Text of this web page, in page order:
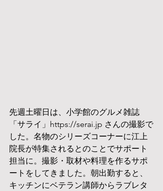
先週土曜日は、小学館のグルメ雑誌
「サライ」https://serai.jp さんの撮影で
した。名物のシリーズコーナーに江上
院長が特集されるとのことでサポート
担当に。撮影・取材や料理を作るサポ
ートをしてきました。朝出勤すると、
キッチンにベテラン講師からラブレタ